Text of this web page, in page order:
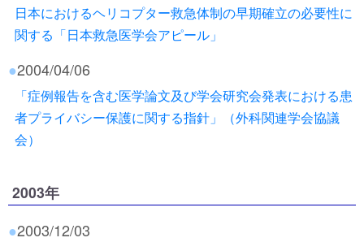
日本におけるヘリコプター救急体制の早期確立の必要性に
関する「日本救急医学会アピール」
●2004/04/06
「症例報告を含む医学論文及び学会研究会発表における患
者プライバシー保護に関する指針」（外科関連学会協議
会）
2003年
●2003/12/03